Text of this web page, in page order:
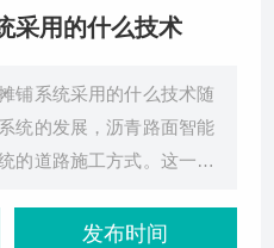
采用的什么技术
铺系统采用的什么技术随
统的发展，沥青路面智能
的道路施工方式。这一系
GNSS高精度定位技术北
发布时间